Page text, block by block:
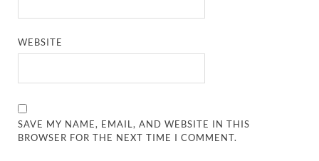
WEBSITE
SAVE MY NAME, EMAIL, AND WEBSITE IN THIS
BROWSER FOR THE NEXT TIME I COMMENT.